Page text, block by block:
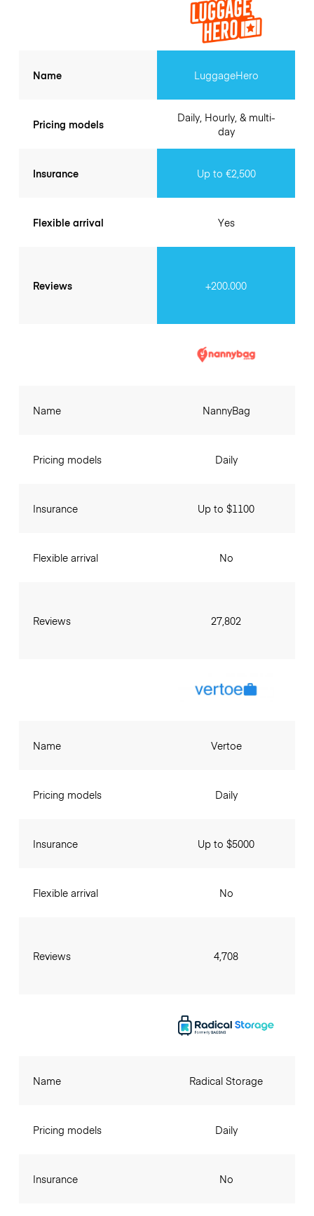
Name
Pricing models
Insurance
Flexible arrival
Reviews
LuggageHero
Daily, Hourly, & multi-
day
Up to €2,500
Yes
+200.000
Name
Pricing models
Insurance
Flexible arrival
Reviews
NannyBag
Daily
Up to $1100
No
27,802
Name
Pricing models
Insurance
Flexible arrival
Reviews
Vertoe
Daily
Up to $5000
No
4,708
Name
Pricing models
Insurance
Radical Storage
Daily
No